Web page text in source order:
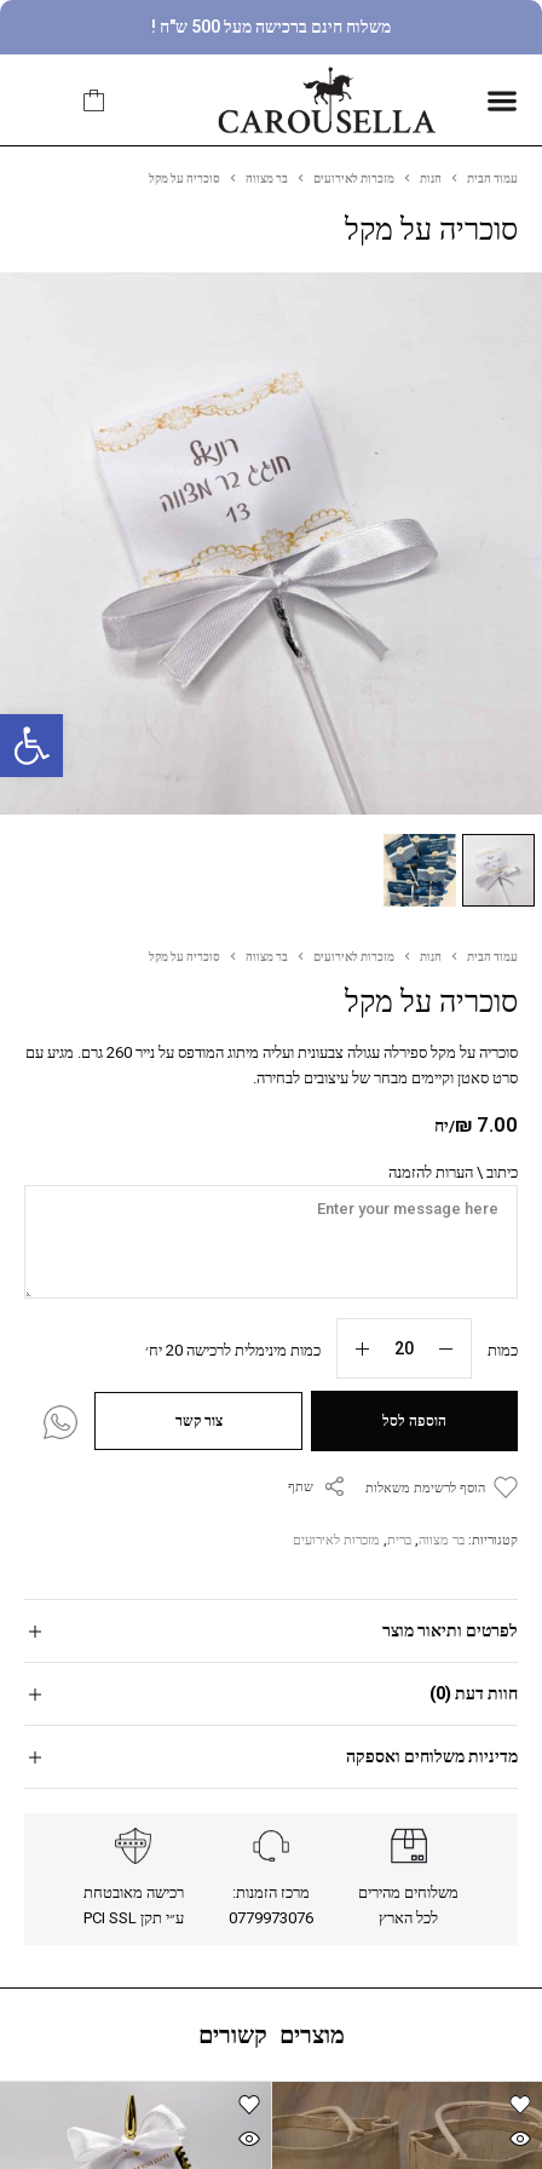
פתח סרגל נגישות
משלוח חינם ברכישה מעל 500 ש"ח !
עמוד הבית חנות מזכרות לאירועים בר מצווה סוכריה על מקל
סוכריה על מקל
עמוד הבית חנות מזכרות לאירועים בר מצווה סוכריה על מקל
סוכריה על מקל
₪ 7.00 /יח
כיתוב \ הערות להזמנה
כמות כמות מינימלית לרכישה 20 יח׳
הוספה לסל צור קשר
הוסף לרשימת משאלות שתף
קטגוריות: בר מצווה, ברית, מזכרות לאירועים
סוכריה על מקל ספירלה עגולה צבעונית ועליה מיתוג המודפס על נייר 260 גרם. מגיע עם
סרט סאטן וקיימים מבחר של עיצובים לבחירה.
לפרטים ותיאור מוצר
חוות דעת (0)
מדיניות משלוחים ואספקה
משלוחים מהירים
לכל הארץ
מרכז הזמנות:
0779973076
רכישה מאובטחת
ע״י תקן PCI SSL
מוצרים קשורים